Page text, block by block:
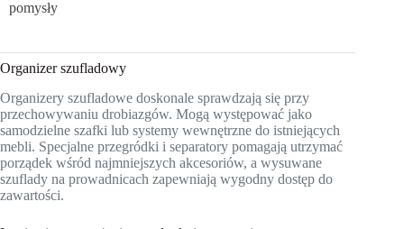
pomysły
Organizer szufladowy
Organizery szufladowe doskonale sprawdzają się przy
przechowywaniu drobiazgów. Mogą występować jako
samodzielne szafki lub systemy wewnętrzne do istniejących
mebli. Specjalne przegródki i separatory pomagają utrzymać
porządek wśród najmniejszych akcesoriów, a wysuwane
szuflady na prowadnicach zapewniają wygodny dostęp do
zawartości.